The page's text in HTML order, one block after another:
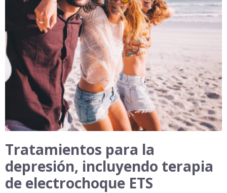
Tratamientos para la
depresión, incluyendo terapia
de electrochoque ETS